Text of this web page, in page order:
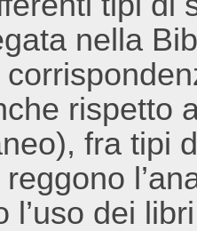
nella
rispetto
fra tipi
l’uso dei